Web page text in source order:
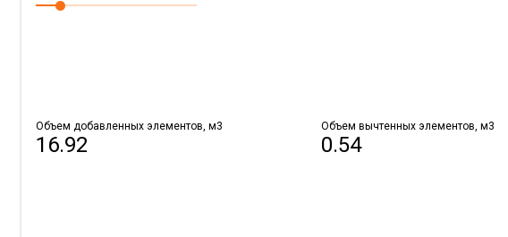
Объем добавленных элементов, м3
16.92
Объем вычтенных элементов, м3
0.54